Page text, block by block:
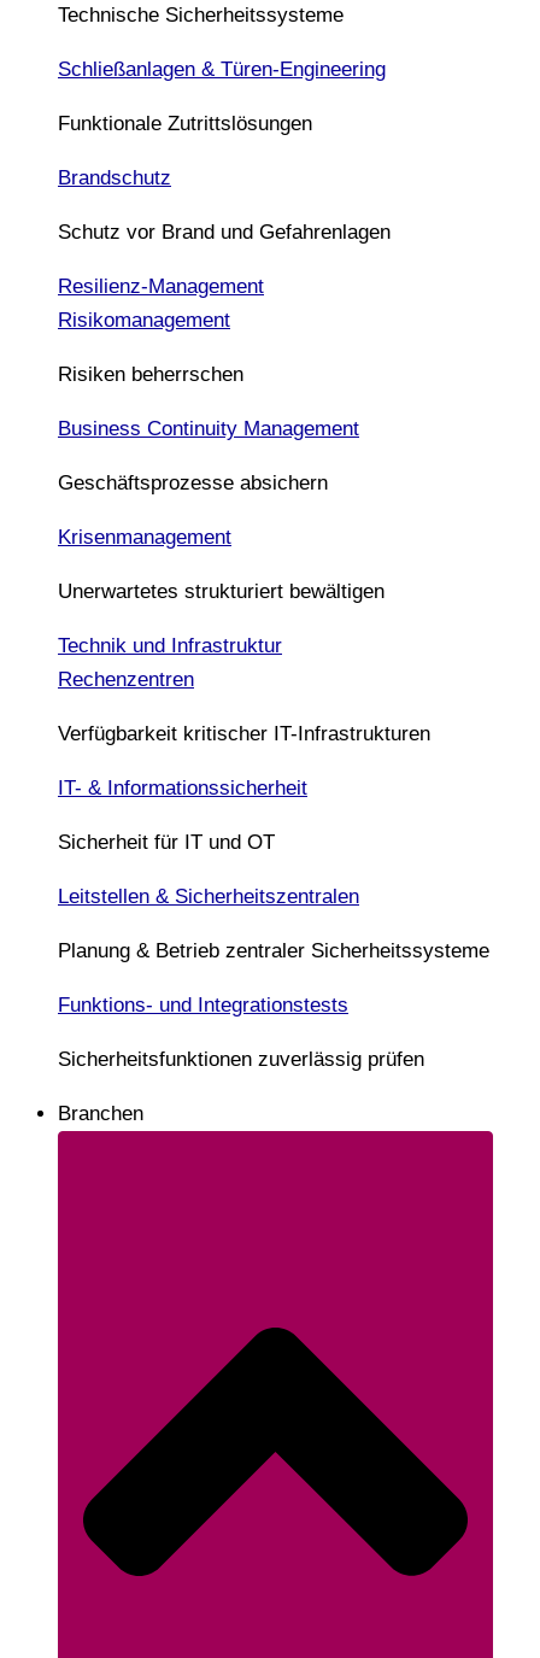
Technische Sicherheitssysteme
Schließanlagen & Türen-Engineering
Funktionale Zutrittslösungen
Brandschutz
Schutz vor Brand und Gefahrenlagen
Resilienz-Management
Risikomanagement
Risiken beherrschen
Business Continuity Management
Geschäftsprozesse absichern
Krisenmanagement
Unerwartetes strukturiert bewältigen
Technik und Infrastruktur
Rechenzentren
Verfügbarkeit kritischer IT-Infrastrukturen
IT- & Informationssicherheit
Sicherheit für IT und OT
Leitstellen & Sicherheitszentralen
Planung & Betrieb zentraler Sicherheitssysteme
Funktions- und Integrationstests
Sicherheitsfunktionen zuverlässig prüfen
Branchen